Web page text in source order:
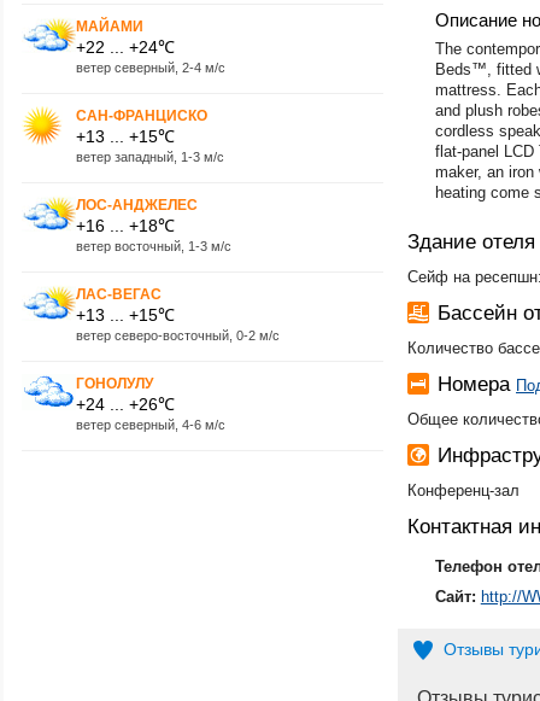
МАЙАМИ
+22 ... +24℃
ветер северный, 2-4 м/с
САН-ФРАНЦИСКО
+13 ... +15℃
ветер западный, 1-3 м/с
ЛОС-АНДЖЕЛЕС
+16 ... +18℃
ветер восточный, 1-3 м/с
ЛАС-ВЕГАС
+13 ... +15℃
ветер северо-восточный, 0-2 м/с
ГОНОЛУЛУ
+24 ... +26℃
ветер северный, 4-6 м/с
Описание
The
Beds™, fitted
mattress.
and plush
cordless
flat-panel
maker, an
heating come
Здание отеля
Сейф на
Бассейн
Количество
Номера
Общее
Конференц-зал
Контактная
Телефон
Сайт: http://
Отзывы